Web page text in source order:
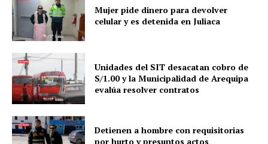
Mujer pide dinero para devolver
celular y es detenida en Juliaca
Unidades del SIT desacatan cobro de
S/1.00 y la Municipalidad de Arequipa
evalúa resolver contratos
Detienen a hombre con requisitorias
por hurto y presuntos actos